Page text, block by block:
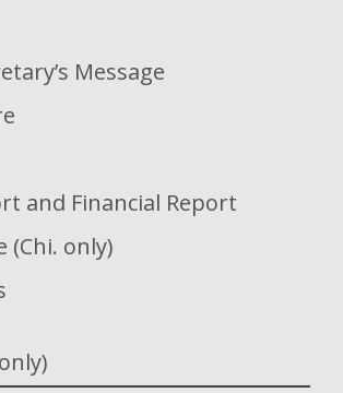
Message
and Financial Report
(Chi. only)